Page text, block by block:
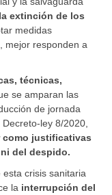
extinción de los
medidas
mejor responden a
técnicas,
se amparan las
de jornada
ley 8/2020,
como justificativas
del despido.
crisis sanitaria
la interrupción del